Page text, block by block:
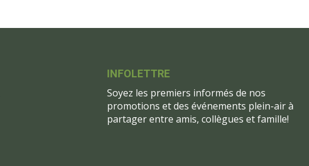
INFOLETTRE
Soyez les premiers informés de nos
promotions et des événements plein-air à
partager entre amis, collègues et famille!